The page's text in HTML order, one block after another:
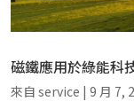
磁鐵應用於綠能科
來自 service | 9 月 7,